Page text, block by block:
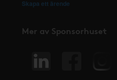
Skapa ett ärende
Mer av Sponsorhuset